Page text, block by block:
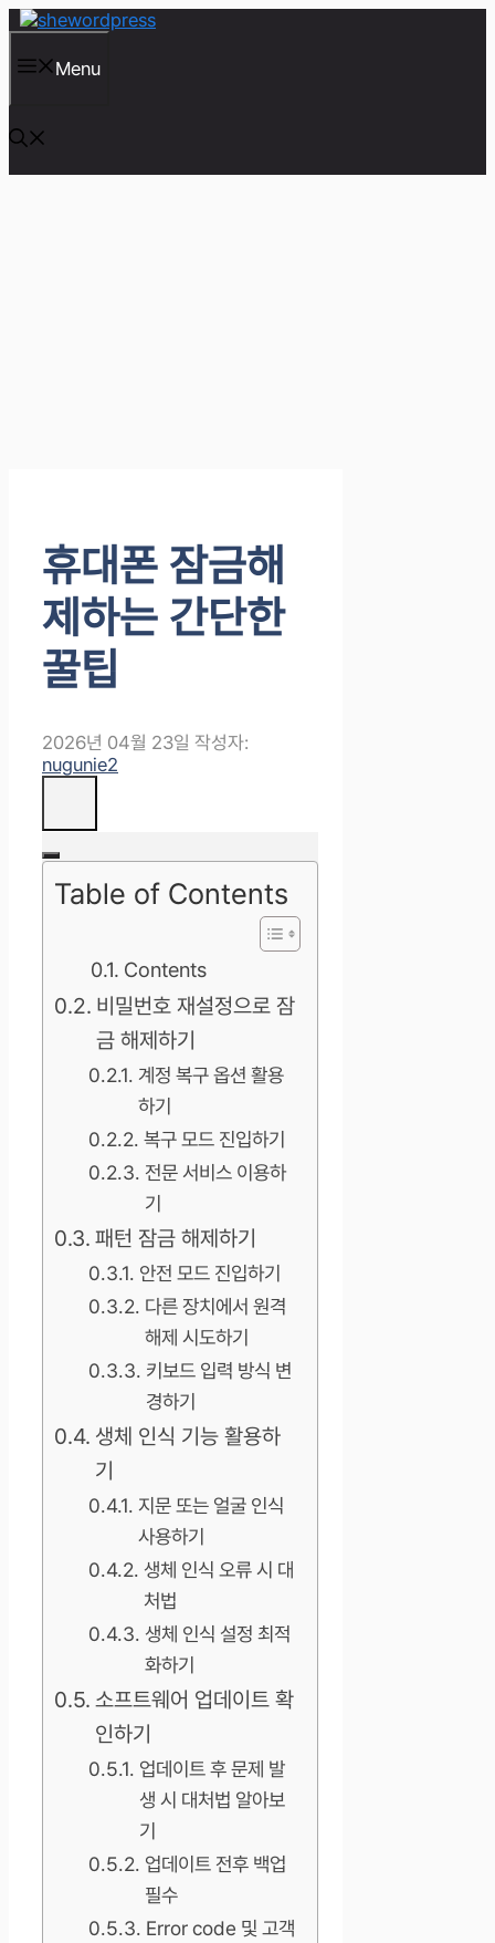
컨
츠
건
너
뛰
기
Menu
휴대폰 잠금해
제하는 간단한
꿀팁
2026년 04월 23일 작성자:
nugunie2
Table of Contents
Contents
비밀번호 재설정으로 잠
금 해제하기
계정 복구 옵션 활용
하기
복구 모드 진입하기
전문 서비스 이용하
기
패턴 잠금 해제하기
안전 모드 진입하기
다른 장치에서 원격
해제 시도하기
키보드 입력 방식 변
경하기
생체 인식 기능 활용하
기
지문 또는 얼굴 인식
사용하기
생체 인식 오류 시 대
처법
생체 인식 설정 최적
화하기
소프트웨어 업데이트 확
인하기
업데이트 후 문제 발
생 시 대처법 알아보
기
업데이트 전후 백업
필수
Error code 및 고객